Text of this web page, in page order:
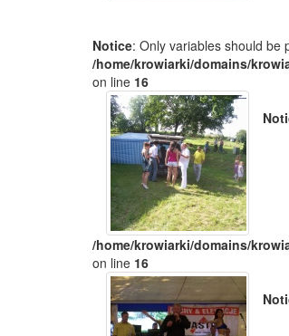
Notice: Only variables should be
/home/krowiarki/domains/
on line 16
/home/krowiarki/domains/
on line 16